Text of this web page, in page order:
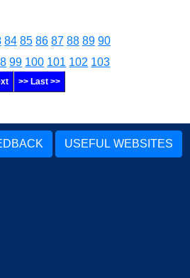
84 85 86 87 88 89 90
99 100 101 102 103
>> Last >>
USEFUL WEBSITES